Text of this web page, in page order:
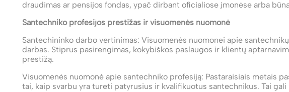
draudimas ar pensijos fondas, ypač dirbant oficialiose įmonėse arba
Santechniko profesijos prestižas ir visuomenės nuomonė
Santechininko darbo vertinimas: Visuomenės nuomonei apie
darbas. Stiprus pasirengimas, kokybiškos paslaugos ir klientų
prestižą.
Visuomenės nuomonė apie santechniko profesiją: Pastaraisiais metais
tai, kaip svarbu yra turėti patyrusius ir kvalifikuotus santechnikus. Tai